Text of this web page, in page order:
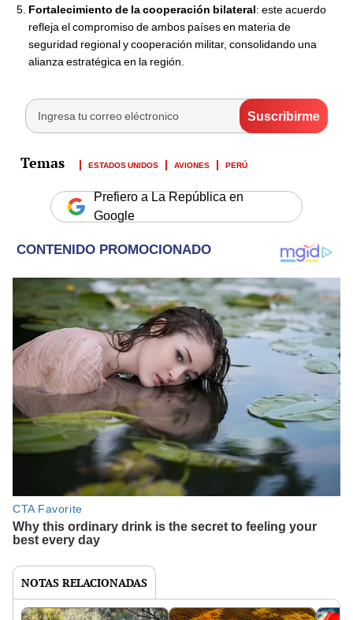
Fortalecimiento de la cooperación bilateral: este acuerdo
refleja el compromiso de ambos países en materia de
seguridad regional y cooperación militar, consolidando una
alianza estratégica en la región.
ESTADOS UNIDOS AVIONES PERÚ
Prefiero a La República en
Google
NOTAS RELACIONADAS